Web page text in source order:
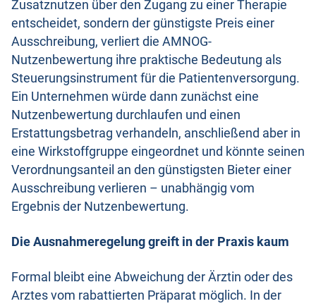
Zusatznutzen über den Zugang zu einer Therapie
entscheidet, sondern der günstigste Preis einer
Ausschreibung, verliert die AMNOG-
Nutzenbewertung ihre praktische Bedeutung als
Steuerungsinstrument für die Patientenversorgung.
Ein Unternehmen würde dann zunächst eine
Nutzenbewertung durchlaufen und einen
Erstattungsbetrag verhandeln, anschließend aber in
eine Wirkstoffgruppe eingeordnet und könnte seinen
Verordnungsanteil an den günstigsten Bieter einer
Ausschreibung verlieren – unabhängig vom
Ergebnis der Nutzenbewertung.
Die Ausnahmeregelung greift in der Praxis kaum
Formal bleibt eine Abweichung der Ärztin oder des
Arztes vom rabattierten Präparat möglich. In der